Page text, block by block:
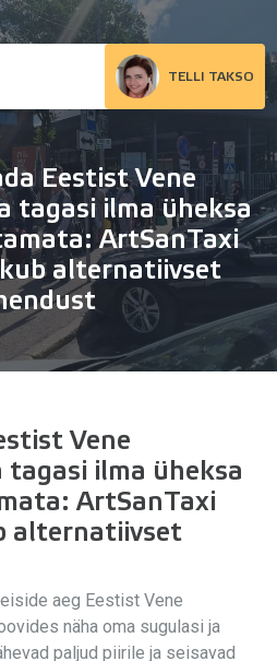
TELLI TAKSO
Eestist Vene
tagasi ilma üheksa
ArtSanTaxi
alternatiivset
Vene
tagasi ilma üheksa
ArtSanTaxi
alternatiivset
aeg Eestist Vene
näha oma sugulasi ja
paljud piirile ja seisavad